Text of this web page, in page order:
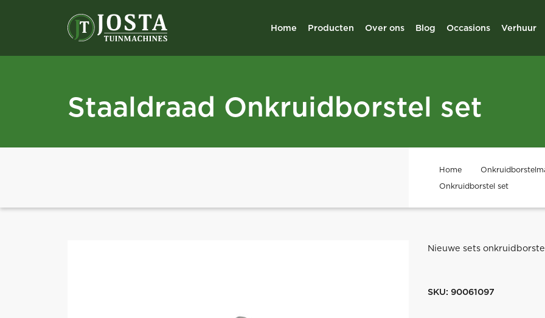
Home Producten Over ons Blog Occasions Verhuur
Staaldraad Onkruidborstel set
Home
Onkruidborstel set
Nieuwe sets
SKU: 90061097